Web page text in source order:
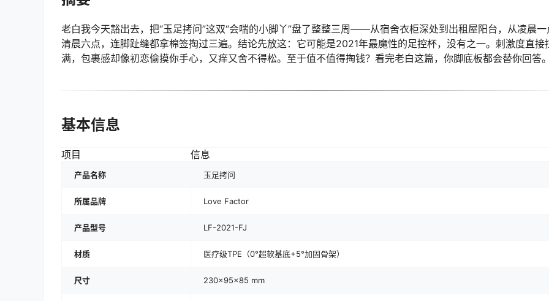
老白我今天豁出去，把“玉足拷问”这双“会喘的小脚丫”盘了整整三周——从宿舍衣柜深处到出租屋阳台，从凌晨一
清晨六点，连脚趾缝都拿棉签掏过三遍。结论先放这：它可能是2021年最魔性的足控杯，没有之一。刺激度直接
满，包裹感却像初恋偷摸你手心，又痒又舍不得松。至于值不值得掏钱？看完老白这篇，你脚底板都会替你回答
基本信息
项目 信息
产品名称 玉足拷问
所属品牌 Love Factor
产品型号 LF-2021-FJ
材质 医疗级TPE（0°超软基底+5°加固骨架）
尺寸 230×95×85 mm